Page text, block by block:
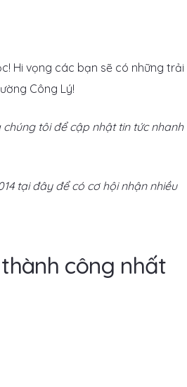
Hi vọng các bạn sẽ có những trải
Công Lý!
tôi để cập nhật tin tức nhanh
tại đây để có cơ hội nhận nhiều
công nhất